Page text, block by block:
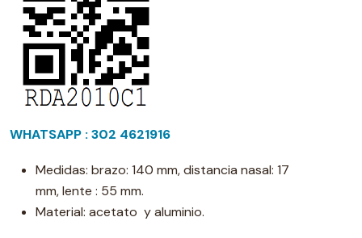
WHATSAPP : 302 4621916
Medidas: brazo: 140 mm, distancia nasal: 17
mm, lente : 55 mm.
Material: acetato y aluminio.